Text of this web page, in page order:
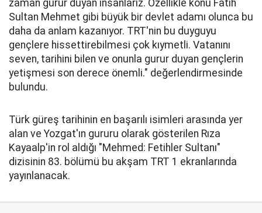
zaman gurur duyan insanlarız. Özellikle konu Fatih
Sultan Mehmet gibi büyük bir devlet adamı olunca bu
daha da anlam kazanıyor. TRT'nin bu duyguyu
gençlere hissettirebilmesi çok kıymetli. Vatanını
seven, tarihini bilen ve onunla gurur duyan gençlerin
yetişmesi son derece önemli." değerlendirmesinde
bulundu.
Türk güreş tarihinin en başarılı isimleri arasında yer
alan ve Yozgat'ın gururu olarak gösterilen Rıza
Kayaalp'in rol aldığı "Mehmed: Fetihler Sultanı"
dizisinin 83. bölümü bu akşam TRT 1 ekranlarında
yayınlanacak.